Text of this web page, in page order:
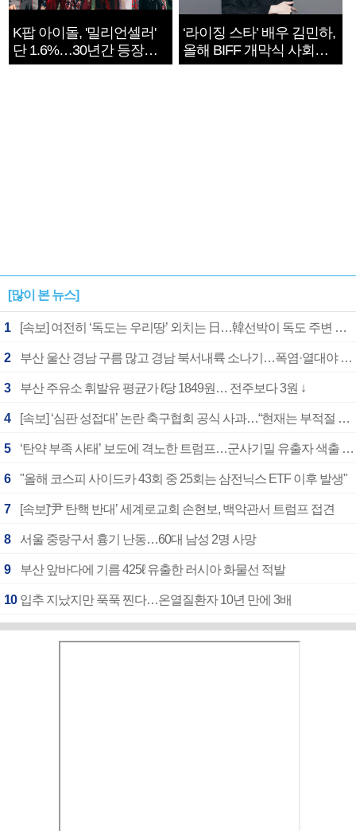
K팝 아이돌, '밀리언셀러'
단 1.6%…30년간 등장
1182개팀 전수조사
‘라이징 스타’ 배우 김민하,
올해 BIFF 개막식 사회자
확정
[많이 본 뉴스]
1 [속보] 여전히 ‘독도는 우리땅’ 외치는 日…韓선박이 독도 주변 해양조사 활동하자 반발
2 부산 울산 경남 구름 많고 경남 북서내륙 소나기…폭염·열대야 계속
3 부산 주유소 휘발유 평균가 ℓ당 1849원… 전주보다 3원 ↓
4 [속보] ‘심판 성접대’ 논란 축구협회 공식 사과…“현재는 부적절 행위 없어”
5 ‘탄약 부족 사태’ 보도에 격노한 트럼프…군사기밀 유출자 색출 지시
6 "올해 코스피 사이드카 43회 중 25회는 삼전닉스 ETF 이후 발생"
7 [속보]‘尹 탄핵 반대’ 세계로교회 손현보, 백악관서 트럼프 접견
8 서울 중랑구서 흉기 난동…60대 남성 2명 사망
9 부산 앞바다에 기름 425ℓ 유출한 러시아 화물선 적발
10 입추 지났지만 푹푹 찐다…온열질환자 10년 만에 3배